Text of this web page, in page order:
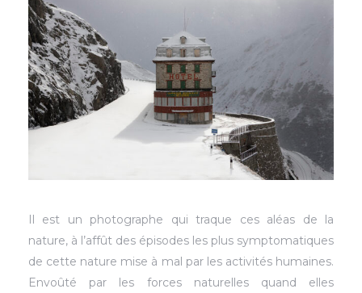
Il est un photographe qui traque ces aléas de la
nature, à l’affût des épisodes les plus symptomatiques
de cette nature mise à mal par les activités humaines.
Envoûté par les forces naturelles quand elles